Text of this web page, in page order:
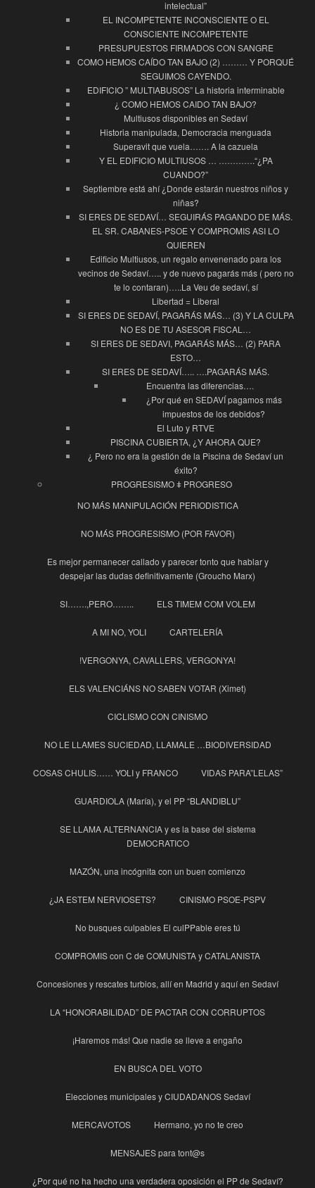
intelectual”
EL INCOMPETENTE INCONSCIENTE O EL
CONSCIENTE INCOMPETENTE
PRESUPUESTOS FIRMADOS CON SANGRE
COMO HEMOS CAÍDO TAN BAJO (2) ……… Y PORQUÉ
SEGUIMOS CAYENDO.
EDIFICIO ” MULTIABUSOS” La historia interminable
¿ COMO HEMOS CAIDO TAN BAJO?
Multiusos disponibles en Sedaví
Historia manipulada, Democracia menguada
Superavit que vuela……. A la cazuela
Y EL EDIFICIO MULTIUSOS … ………….“¿PA
CUANDO?”
Septiembre está ahí ¿Donde estarán nuestros niños y
niñas?
SI ERES DE SEDAVÍ… SEGUIRÁS PAGANDO DE MÁS.
EL SR. CABANES-PSOE Y COMPROMIS ASI LO
QUIEREN
Edificio Multiusos, un regalo envenenado para los
vecinos de Sedaví….. y de nuevo pagarás más ( pero no
te lo contaran)…..La Veu de sedaví, sí
Libertad = Liberal
SI ERES DE SEDAVÍ, PAGARÁS MÁS… (3) Y LA CULPA
NO ES DE TU ASESOR FISCAL…
SI ERES DE SEDAVI, PAGARÁS MÁS… (2) PARA
ESTO…
SI ERES DE SEDAVÍ….. ….PAGARÁS MÁS.
Encuentra las diferencias….
¿Por qué en SEDAVÍ pagamos más
impuestos de los debidos?
El Luto y RTVE
PISCINA CUBIERTA, ¿Y AHORA QUE?
¿ Pero no era la gestión de la Piscina de Sedaví un
éxito?
PROGRESISMO ǂ PROGRESO
NO MÁS MANIPULACIÓN PERIODISTICA
NO MÁS PROGRESISMO (POR FAVOR)
Es mejor permanecer callado y parecer tonto que hablar y
despejar las dudas definitivamente (Groucho Marx)
SI…….,PERO…….. ELS TIMEM COM VOLEM
A MI NO, YOLI CARTELERÍA
!VERGONYA, CAVALLERS, VERGONYA!
ELS VALENCIÁNS NO SABEN VOTAR (Ximet)
CICLISMO CON CINISMO
NO LE LLAMES SUCIEDAD, LLAMALE …BIODIVERSIDAD
COSAS CHULIS…… YOLI y FRANCO VIDAS PARA”LELAS”
GUARDIOLA (María), y el PP “BLANDIBLU”
SE LLAMA ALTERNANCIA y es la base del sistema
DEMOCRATICO
MAZÓN, una incógnita con un buen comienzo
¿JA ESTEM NERVIOSETS? CINISMO PSOE-PSPV
No busques culpables El culPPable eres tú
COMPROMIS con C de COMUNISTA y CATALANISTA
Concesiones y rescates turbios, allí en Madrid y aquí en Sedaví
LA “HONORABILIDAD” DE PACTAR CON CORRUPTOS
¡Haremos más! Que nadie se lleve a engaño
EN BUSCA DEL VOTO
Elecciones municipales y CIUDADANOS Sedaví
MERCAVOTOS Hermano, yo no te creo
MENSAJES para tont@s
¿Por qué no ha hecho una verdadera oposición el PP de Sedaví?